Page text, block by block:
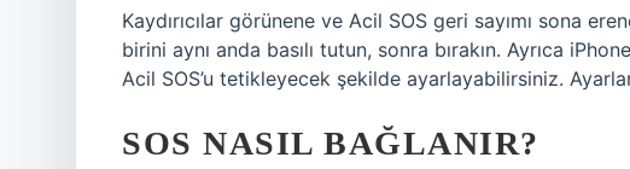
Kaydırıcılar görünene ve Acil SOS geri sayımı sona
birini aynı anda basılı tutun, sonra bırakın. Ayrıca
Acil SOS’u tetikleyecek şekilde ayarlayabilirsiniz.
SOS NASIL BAĞLANIR?